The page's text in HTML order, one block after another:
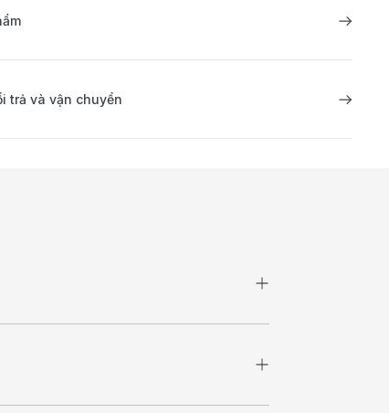
trả và vận chuyển